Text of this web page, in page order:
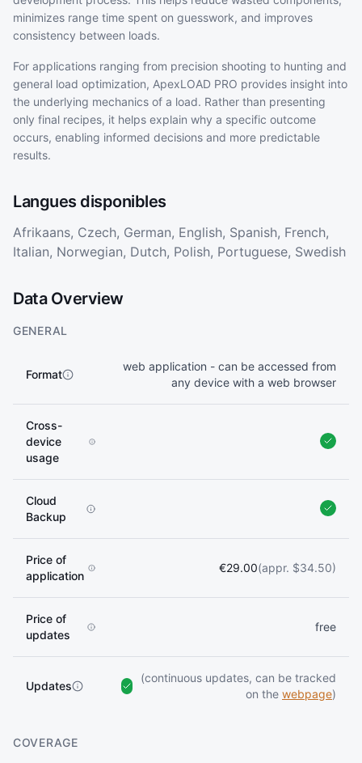
minimizes range time spent on guesswork, and improves
consistency between loads.
For applications ranging from precision shooting to hunting and
general load optimization, ApexLOAD PRO provides insight into
the underlying mechanics of a load. Rather than presenting
only final recipes, it helps explain why a specific outcome
occurs, enabling informed decisions and more predictable
results.
Langues disponibles
Afrikaans, Czech, German, English, Spanish, French,
Italian, Norwegian, Dutch, Polish, Portuguese, Swedish
Data Overview
GENERAL
Format
web application - can be accessed from
any device with a web browser
Cross-
device
usage
Cloud
Backup
Price of
application
€29.00(appr. $34.50)
Price of
updates
free
Updates
(continuous updates, can be tracked
on the webpage)
COVERAGE